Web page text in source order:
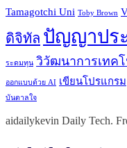
Tamagotchi Uni Toby Brown
ดิจิทัล ปัญญาปร
ระดมทุน วิวัฒนาการเทค
ออกแบบด้วย AI เขียนโปรแกรม
บันดาลใจ
aidailykevin Daily Tech.